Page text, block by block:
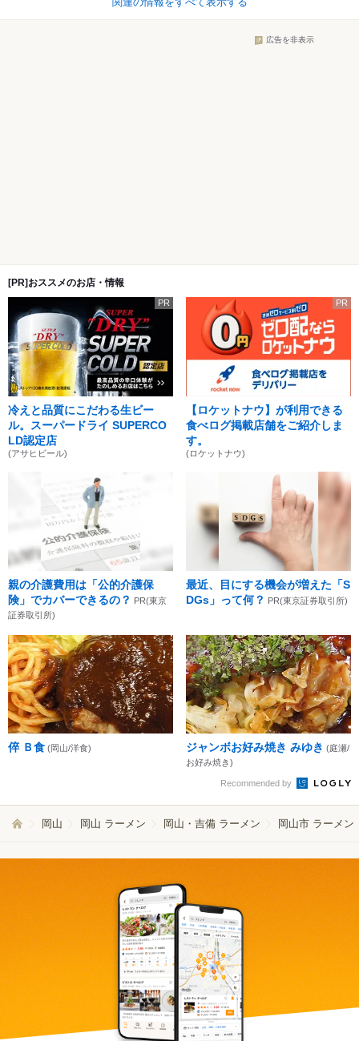
広告を非表示
[PR]おススメのお店・情報
PR
冷えと品質にこだわる生ビー
ル。スーパードライ SUPERCO
LD認定店
(アサヒビール)
PR
【ロケットナウ】が利用できる
食べログ掲載店舗をご紹介しま
す。
(ロケットナウ)
親の介護費用は「公的介護保
険」でカバーできるの？ PR(東京
証券取引所)
最近、目にする機会が増えた「S
DGs」って何？ PR(東京証券取引所)
倅 Ｂ食 (岡山/洋食) ジャンボお好み焼き みゆき (庭瀬/
お好み焼き)
Recommended by
岡山 岡山 ラーメン 岡山・吉備 ラーメン 岡山市 ラーメン